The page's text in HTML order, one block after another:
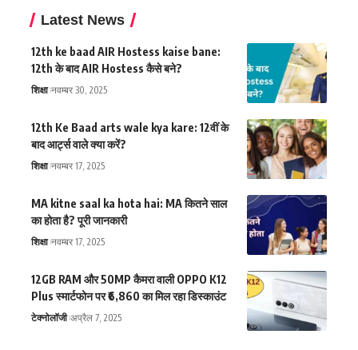
Latest News
12th ke baad AIR Hostess kaise bane:
12th के बाद AIR Hostess कैसे बने?
शिक्षा नवम्बर 30, 2025
12th Ke Baad arts wale kya kare: 12वीं के
बाद आर्ट्स वाले क्या करें?
शिक्षा नवम्बर 17, 2025
MA kitne saal ka hota hai: MA कितने साल
का होता है? पूरी जानकारी
शिक्षा नवम्बर 17, 2025
12GB RAM और 50MP कैमरा वाली OPPO K12
Plus स्मार्टफोन पर ₹6,860 का मिल रहा डिस्काउंट
टेक्नोलॉजी अप्रैल 7, 2025